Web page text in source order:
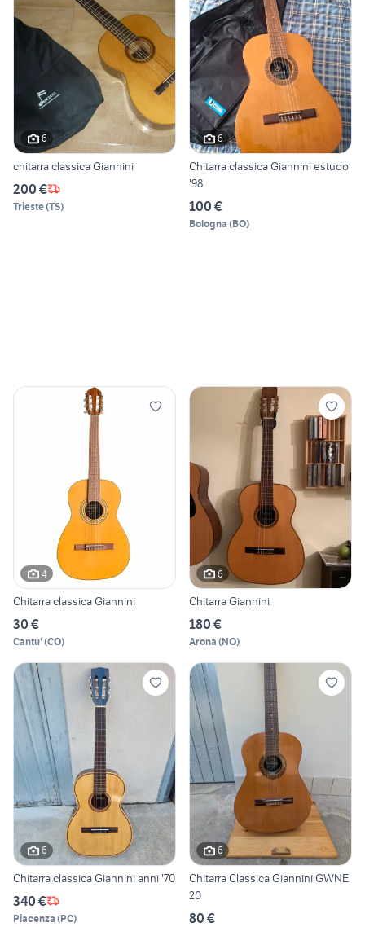
6
chitarra classica Giannini
200 €
Trieste(TS)
6
Chitarra classica Giannini estudo
'98
100 €
Bologna (BO)
4
Chitarra classica Giannini
30 €
Cantu' (CO)
6
Chitarra Giannini
180 €
Arona (NO)
6
Chitarra classica Giannini anni '70
340 €
Piacenza (PC)
6
Chitarra Classica Giannini GWNE
20
80 €